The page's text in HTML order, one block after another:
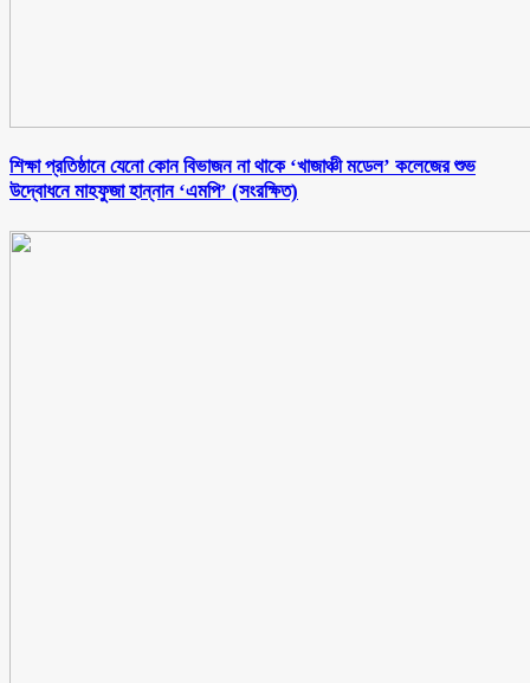
শিক্ষা প্রতিষ্ঠানে যেনো কোন বিভাজন না থাকে ‘খাজাঞ্চী মডেল’ কলেজের শুভ
উদ্বোধনে মাহফুজা হান্নান ‘এমপি’ (সংরক্ষিত)